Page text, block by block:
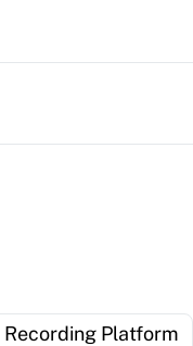
Recording Platform